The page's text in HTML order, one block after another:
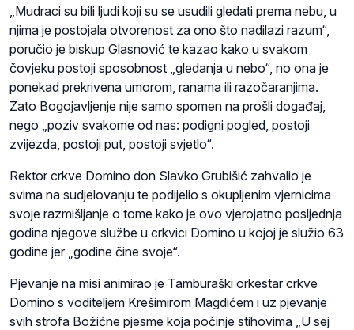
„Mudraci su bili ljudi koji su se usudili gledati prema nebu, u
njima je postojala otvorenost za ono što nadilazi razum“,
poručio je biskup Glasnović te kazao kako u svakom
čovjeku postoji sposobnost „gledanja u nebo“, no ona je
ponekad prekrivena umorom, ranama ili razočaranjima.
Zato Bogojavljenje nije samo spomen na prošli događaj,
nego „poziv svakome od nas: podigni pogled, postoji
zvijezda, postoji put, postoji svjetlo“.
Rektor crkve Domino don Slavko Grubišić zahvalio je
svima na sudjelovanju te podijelio s okupljenim vjernicima
svoje razmišljanje o tome kako je ovo vjerojatno posljednja
godina njegove službe u crkvici Domino u kojoj je služio 63
godine jer „godine čine svoje“.
Pjevanje na misi animirao je Tamburaški orkestar crkve
Domino s voditeljem Krešimirom Magdićem i uz pjevanje
svih strofa Božićne pjesme koja počinje stihovima „U sej